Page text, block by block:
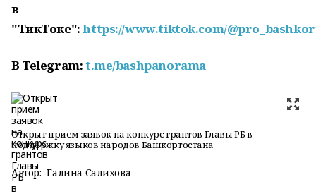
в
"ТикТоке":https://www.tiktok.com/
В Telegram:t.me/bashpanorama
Открыт прием заявок на конкурс грантов Главы РБ в
поддержку языков народов Башкортостана
Автор: Галина Салихова